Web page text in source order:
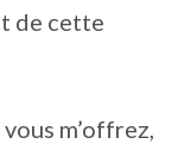
de cette
m’offrez,